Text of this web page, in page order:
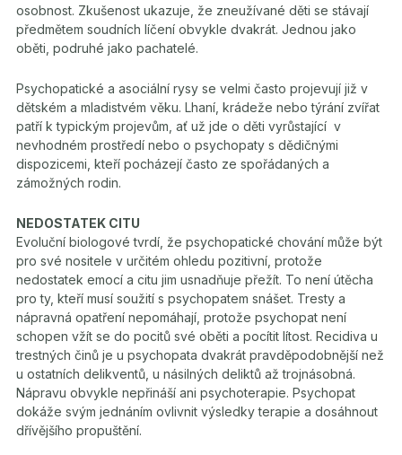
osobnost. Zkušenost ukazuje, že zneužívané děti se stávají
předmětem soudních líčení obvykle dvakrát. Jednou jako
oběti, podruhé jako pachatelé.
Psychopatické a asociální rysy se velmi často projevují již v
dětském a mladistvém věku. Lhaní, krádeže nebo týrání zvířat
patří k typickým projevům, ať už jde o děti vyrůstající v
nevhodném prostředí nebo o psychopaty s dědičnými
dispozicemi, kteří pocházejí často ze spořádaných a
zámožných rodin.
NEDOSTATEK CITU
Evoluční biologové tvrdí, že psychopatické chování může být
pro své nositele v určitém ohledu pozitivní, protože
nedostatek emocí a citu jim usnadňuje přežít. To není útěcha
pro ty, kteří musí soužití s psychopatem snášet. Tresty a
nápravná opatření nepomáhají, protože psychopat není
schopen vžít se do pocitů své oběti a pocítit lítost. Recidiva u
trestných činů je u psychopata dvakrát pravděpodobnější než
u ostatních delikventů, u násilných deliktů až trojnásobná.
Nápravu obvykle nepřináší ani psychoterapie. Psychopat
dokáže svým jednáním ovlivnit výsledky terapie a dosáhnout
dřívějšího propuštění.